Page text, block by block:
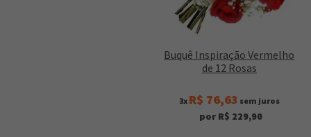
Buquê Inspiração Vermelho
de 12 Rosas
3x R$ 76,63 sem juros
por R$ 229,90